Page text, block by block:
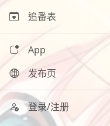
追番表
App
发布页
登录/注册